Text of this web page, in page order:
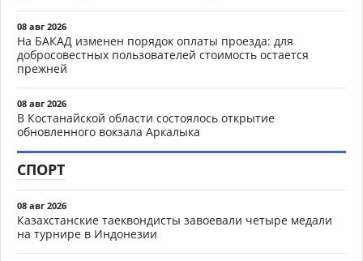
08 авг 2026
На БАКАД изменен порядок оплаты проезда: для
добросовестных пользователей стоимость остается
прежней
08 авг 2026
В Костанайской области состоялось открытие
обновленного вокзала Аркалыка
СПОРТ
08 авг 2026
Казахстанские таеквондисты завоевали четыре медали
на турнире в Индонезии